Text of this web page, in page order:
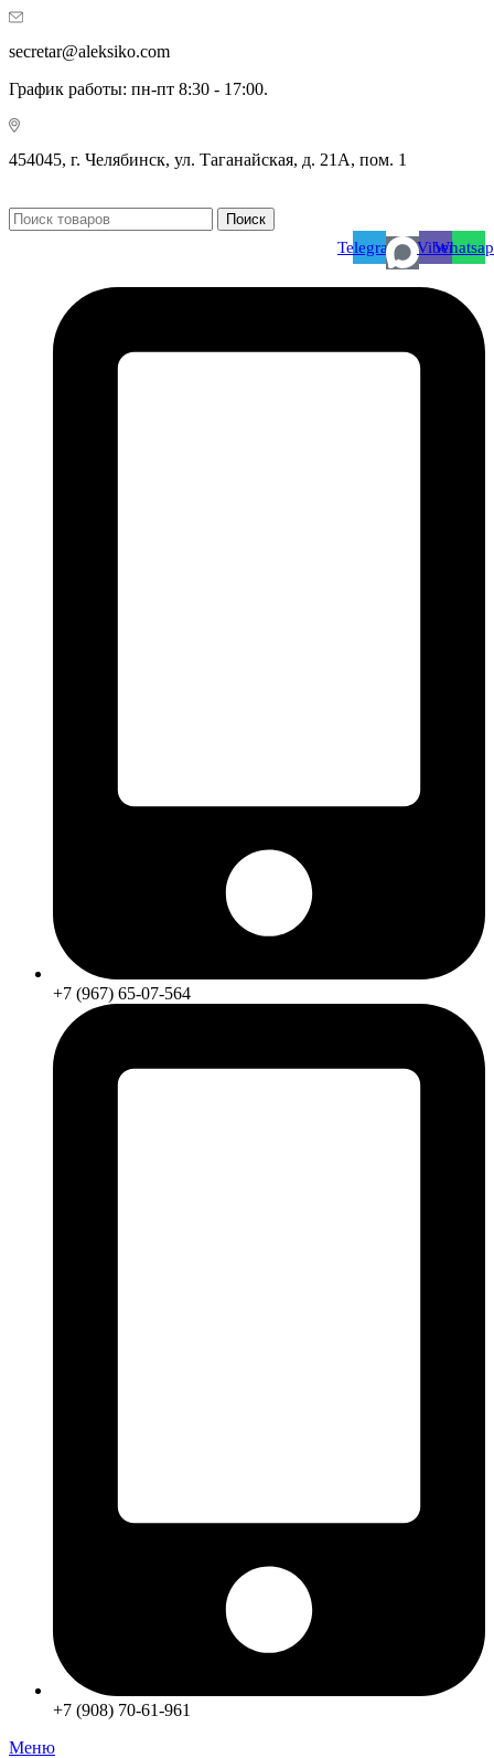
secretar@aleksiko.com
График работы: пн-пт 8:30 - 17:00.
454045, г. Челябинск, ул. Таганайская, д. 21А, пом. 1
Поиск
Telegram Viber
+7 (967) 65-07-564
+7 (908) 70-61-961
Меню